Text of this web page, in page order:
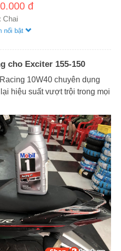
đ
Chai
nổi bật
cho Exciter 155-150
Racing 10W40 chuyên dụng
hiệu suất vượt trội trong mọi